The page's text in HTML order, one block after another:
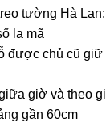
tường Hà Lan:
la mã
được chủ cũ giữ
giờ và theo
gần 60cm